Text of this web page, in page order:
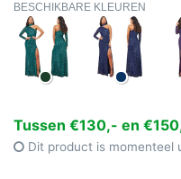
BESCHIKBARE KLEUREN
Tussen €130,- en
Dit product is momenteel